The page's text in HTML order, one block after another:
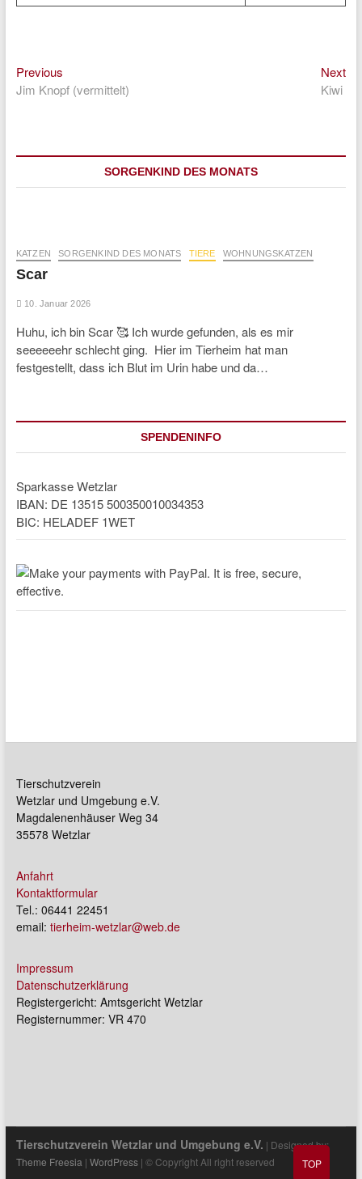
Beitragsnavigation
PreviousPrevious
post:
Jim Knopf (vermittelt)
Next
Kiwi
SORGENKIND DES MONATS
KATZEN SORGENKIND DES MONATS TIERE WOHNUNGSKATZEN
Scar
10. Januar 2026
Huhu, ich bin Scar 🥰 Ich wurde gefunden, als es mir
seeeeeehr schlecht ging. Hier im Tierheim hat man
festgestellt, dass ich Blut im Urin habe und da…
SPENDENINFO
Sparkasse Wetzlar
IBAN: DE 13515 500350010034353
BIC: HELADEF 1WET
Tierschutzverein
Wetzlar und Umgebung e.V.
Magdalenenhäuser Weg 34
35578 Wetzlar
Anfahrt
Kontaktformular
Tel.: 06441 22451
email: tierheim-wetzlar@web.de
Impressum
Datenschutzerklärung
Registergericht: Amtsgericht Wetzlar
Registernummer: VR 470
Tierschutzverein Wetzlar und Umgebung e.V. | Designed by:
Theme Freesia | WordPress| © Copyright All right reserved TOP